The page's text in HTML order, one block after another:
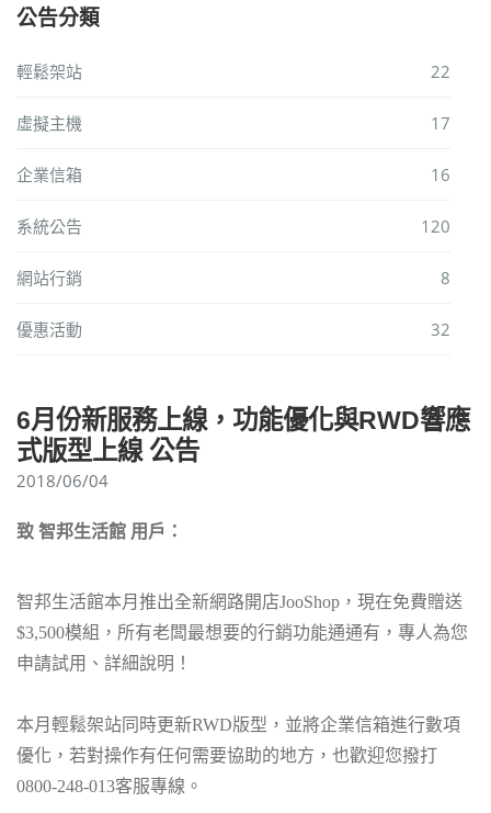
公告分類
輕鬆架站 22
虛擬主機 17
企業信箱 16
系統公告 120
網站行銷 8
優惠活動 32
6月份新服務上線，功能優化與RWD響應
式版型上線 公告
2018/06/04
致 智邦生活館 用戶：
智邦生活館本月推出全新網路開店JooShop，現在免費贈送
$3,500模組，所有老闆最想要的行銷功能通通有，專人為您
申請試用、詳細說明！
本月輕鬆架站同時更新RWD版型，並將企業信箱進行數項
優化，若對操作有任何需要協助的地方，也歡迎您撥打
0800-248-013客服專線。